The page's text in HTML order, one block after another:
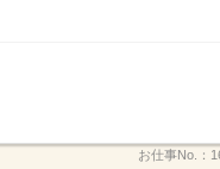
お仕事No.：